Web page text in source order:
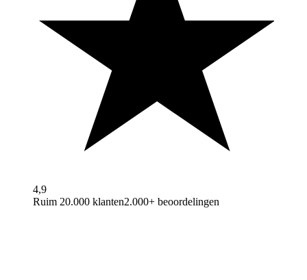
4,9
Ruim 20.000 klanten2.000+ beoordelingen